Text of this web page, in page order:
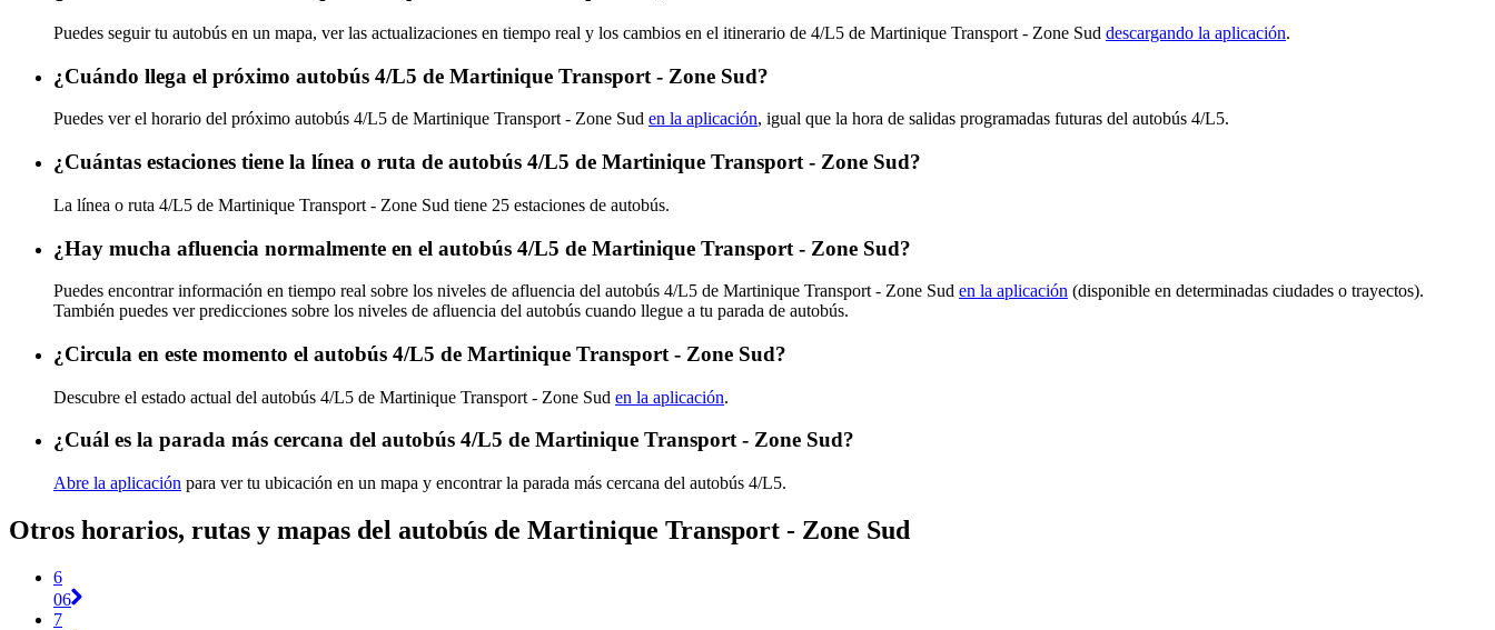
Puedes seguir tu autobús en un mapa, ver las actualizaciones en tiempo real y los cambios en el itinerario de 4/L5 de Martinique Transport - Zone Sud descargando la aplicación.
¿Cuándo llega el próximo autobús 4/L5 de Martinique Transport - Zone Sud?
Puedes ver el horario del próximo autobús 4/L5 de Martinique Transport - Zone Sud en la aplicación, igual que la hora de salidas programadas futuras del autobús 4/L5.
¿Cuántas estaciones tiene la línea o ruta de autobús 4/L5 de Martinique Transport - Zone Sud?
La línea o ruta 4/L5 de Martinique Transport - Zone Sud tiene 25 estaciones de autobús.
¿Hay mucha afluencia normalmente en el autobús 4/L5 de Martinique Transport - Zone Sud?
Puedes encontrar información en tiempo real sobre los niveles de afluencia del autobús 4/L5 de Martinique Transport - Zone Sud en la aplicación (disponible en determinadas ciudades o trayectos).
También puedes ver predicciones sobre los niveles de afluencia del autobús cuando llegue a tu parada de autobús.
¿Circula en este momento el autobús 4/L5 de Martinique Transport - Zone Sud?
Descubre el estado actual del autobús 4/L5 de Martinique Transport - Zone Sud en la aplicación.
¿Cuál es la parada más cercana del autobús 4/L5 de Martinique Transport - Zone Sud?
Abre la aplicación para ver tu ubicación en un mapa y encontrar la parada más cercana del autobús 4/L5.
Otros horarios, rutas y mapas del autobús de Martinique Transport - Zone Sud
6
06
7